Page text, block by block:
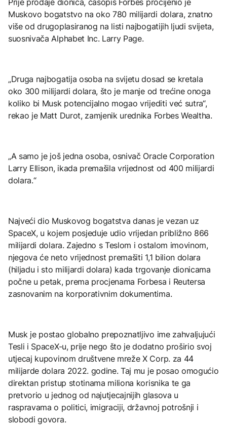
Muskovo bogatstvo na oko 780 milijardi dolara, znatno
više od drugoplasiranog na listi najbogatijih ljudi svijeta,
suosnivača Alphabet Inc. Larry Page.
„Druga najbogatija osoba na svijetu dosad se kretala
oko 300 milijardi dolara, što je manje od trećine onoga
koliko bi Musk potencijalno mogao vrijediti već sutra“,
rekao je Matt Durot, zamjenik urednika Forbes Wealtha.
„A samo je još jedna osoba, osnivač Oracle Corporation
Larry Ellison, ikada premašila vrijednost od 400 milijardi
dolara.“
Najveći dio Muskovog bogatstva danas je vezan uz
SpaceX, u kojem posjeduje udio vrijedan približno 866
milijardi dolara. Zajedno s Teslom i ostalom imovinom,
njegova će neto vrijednost premašiti 1,1 bilion dolara
(hiljadu i sto milijardi dolara) kada trgovanje dionicama
počne u petak, prema procjenama Forbesa i Reutersa
zasnovanim na korporativnim dokumentima.
Musk je postao globalno prepoznatljivo ime zahvaljujući
Tesli i SpaceX-u, prije nego što je dodatno proširio svoj
utjecaj kupovinom društvene mreže X Corp. za 44
milijarde dolara 2022. godine. Taj mu je posao omogućio
direktan pristup stotinama miliona korisnika te ga
pretvorio u jednog od najutjecajnijih glasova u
raspravama o politici, imigraciji, državnoj potrošnji i
slobodi govora.